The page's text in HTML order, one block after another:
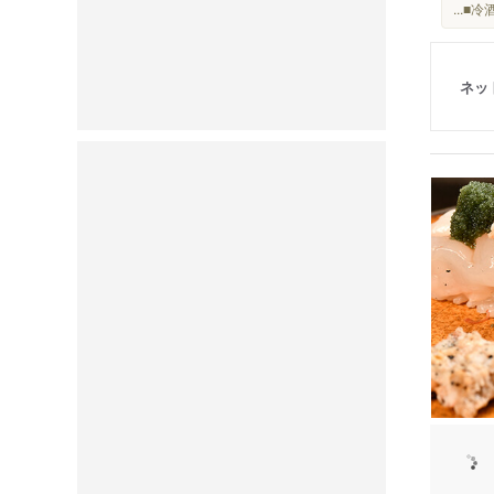
...■冷
ネッ